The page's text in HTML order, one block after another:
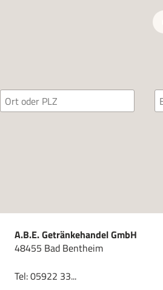
A.B.E. Getränkehandel GmbH
48455 Bad Bentheim
Tel: 05922 33...